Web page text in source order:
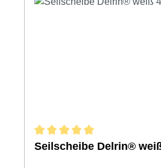
Durchschnittliche Bewertung
Seilscheibe Delrin®